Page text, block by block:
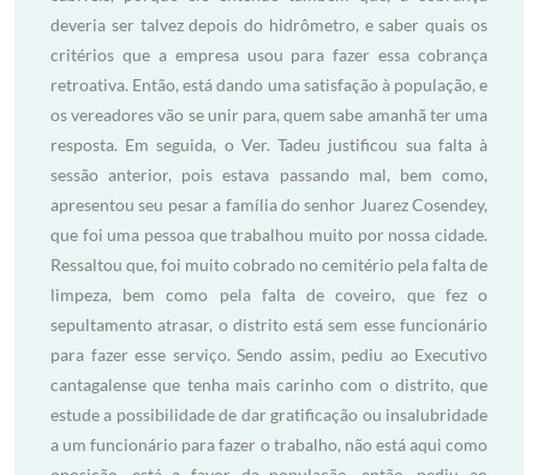
deveria ser talvez depois do hidrômetro, e saber quais os
critérios que a empresa usou para fazer essa cobrança
retroativa. Então, está dando uma satisfação à população, e
os vereadores vão se unir para, quem sabe amanhã ter uma
resposta. Em seguida, o Ver. Tadeu justificou sua falta à
sessão anterior, pois estava passando mal, bem como,
apresentou seu pesar a família do senhor Juarez Cosendey,
que foi uma pessoa que trabalhou muito por nossa cidade.
Ressaltou que, foi muito cobrado no cemitério pela falta de
limpeza, bem como pela falta de coveiro, que fez o
sepultamento atrasar, o distrito está sem esse funcionário
para fazer esse serviço. Sendo assim, pediu ao Executivo
cantagalense que tenha mais carinho com o distrito, que
estude a possibilidade de dar gratificação ou insalubridade
a um funcionário para fazer o trabalho, não está aqui como